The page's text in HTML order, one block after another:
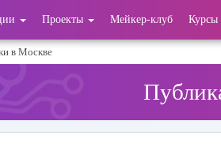
Проекты Мейкер-клуб Курсы
в Москве